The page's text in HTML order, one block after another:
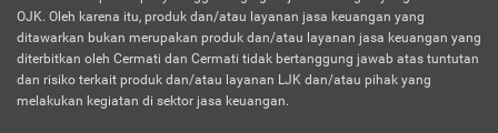
OJK. Oleh karena itu, produk dan/atau layanan jasa keuangan yang
ditawarkan bukan merupakan produk dan/atau layanan jasa keuangan yang
diterbitkan oleh Cermati dan Cermati tidak bertanggung jawab atas tuntutan
dan risiko terkait produk dan/atau layanan LJK dan/atau pihak yang
melakukan kegiatan di sektor jasa keuangan.